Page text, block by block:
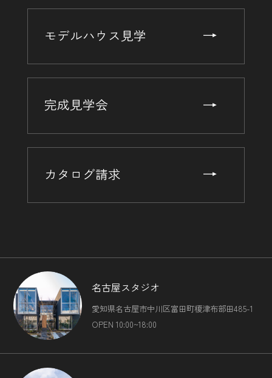
モデルハウス見学
完成見学会
カタログ請求
名古屋スタジオ
愛知県名古屋市中川区富田町榎津布部田485-1
OPEN 10:00~18:00